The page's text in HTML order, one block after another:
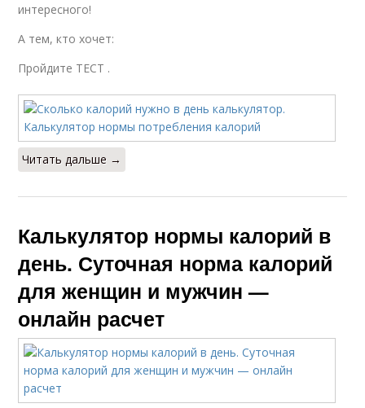
интересного!
А тем, кто хочет:
Пройдите ТЕСТ .
Читать дальше →
Калькулятор нормы калорий в
день. Суточная норма калорий
для женщин и мужчин —
онлайн расчет